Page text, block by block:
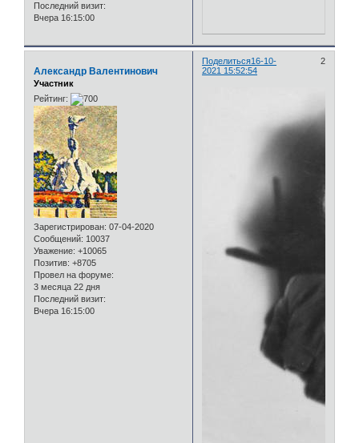
Последний визит:
Вчера 16:15:00
Поделиться 2
16-10-
2021 15:52:54
Александр Валентинович
Участник
Рейтинг:
Зарегистрирован: 07-04-2020
Сообщений: 10037
Уважение: +10065
Позитив: +8705
Провел на форуме:
3 месяца 22 дня
Последний визит:
Вчера 16:15:00